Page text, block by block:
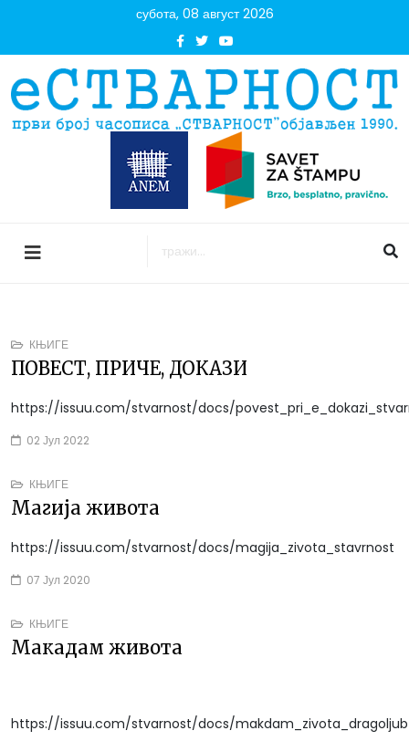
субота, 08 август 2026
КЊИГЕ
02 Јул 2022
ПОВЕСТ, ПРИЧЕ, ДОКАЗИ
https://issuu.com/stvarnost/docs/
КЊИГЕ
07 Јул 2020
Магија живота
https://issuu.com/stvarnost/docs/magija_zivota_stavrnost
КЊИГЕ
Макадам живота
https://issuu.com/stvarnost/docs/